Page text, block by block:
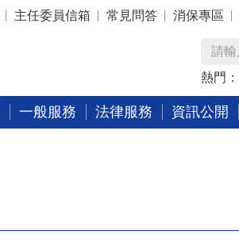
主任委員信箱 常見問答 消保專區
熱門：
一般服務 法律服務 資訊公開